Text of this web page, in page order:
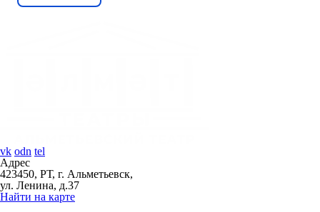
vk odn tel
Адрес
423450, РТ, г. Альметьевск,
ул. Ленина, д.37
Найти на карте